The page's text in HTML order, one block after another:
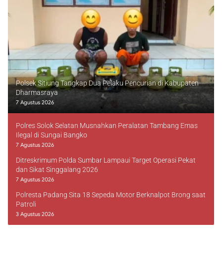
Polsek Sitiung Tangkap Dua Pelaku Pencurian di Kabupaten
Dharmasraya
7 Agustus 2026
Polres Solok Selatan Musnahkan Peralatan Tambang Emas
Ilegal di Sungai Bangko
7 Agustus 2026
Ditreskrimum Polda Sumbar Lampaui Target Operasi Pekat
dan Sikat Singgalang 2026
7 Agustus 2026
Polresta Padang Sita 18 Sepeda Motor Berknalpot Brong saat
Patroli
3 Agustus 2026